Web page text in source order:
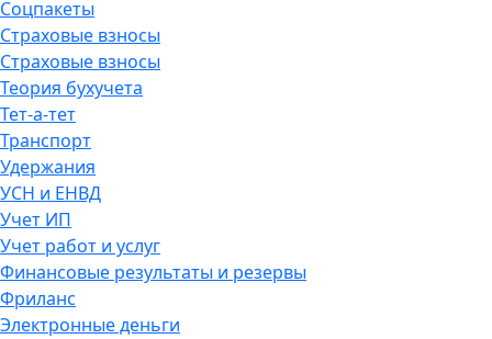
Соцпакеты
Страховые взносы
Страховые взносы
Теория бухучета
Тет-а-тет
Транспорт
Удержания
УСН и ЕНВД
Учет ИП
Учет работ и услуг
Финансовые результаты и резервы
Фриланс
Электронные деньги